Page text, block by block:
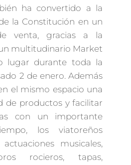
ha convertido a la
la Constitución en un
venta, gracias a la
multitudinario Market
lugar durante toda la
2 de enero. Además
el mismo espacio una
de productos y facilitar
con un importante
los viatoreños
musicales,
rocieros, tapas,